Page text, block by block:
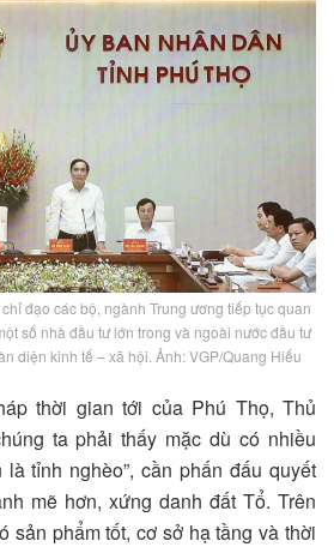
đạo các bộ, ngành Trung ương tiếp tục quan
số nhà đầu tư lớn trong và ngoài nước đầu tư
diện kinh tế – xã hội. Ảnh: VGP/Quang Hiếu
thời gian tới của Phú Thọ, Thủ
ta phải thấy mặc dù có nhiều
tỉnh nghèo”, cần phấn đấu quyết
mẽ hơn, xứng danh đất Tổ. Trên
sản phẩm tốt, cơ sở hạ tầng và thời